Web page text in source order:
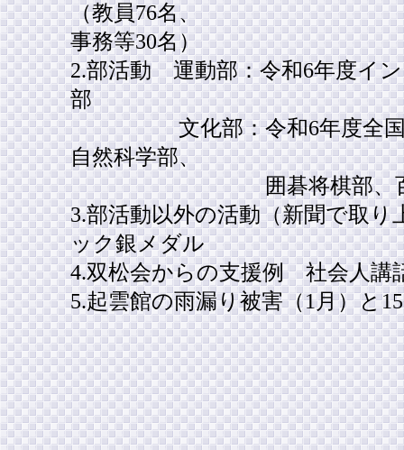
（教員76名、
事務等30名）
2.部活動 運動部：令和6年度イ
部
文化部：令和6年度全国総文
自然科学部、
囲碁将棋部、百人一
3.部活動以外の活動（新聞で取
ック銀メダル
4.双松会からの支援例 社会人講
5.起雲館の雨漏り被害（1月）と